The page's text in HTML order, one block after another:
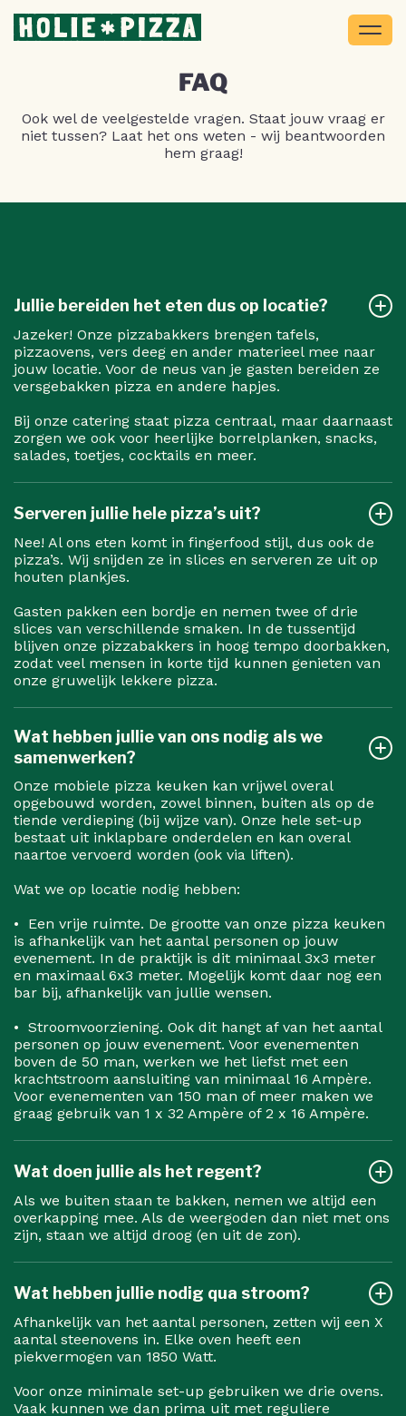
FAQ
Ook wel de veelgestelde vragen. Staat jouw vraag er
niet tussen? Laat het ons weten - wij beantwoorden
hem graag!
Jullie bereiden het eten dus op locatie?
Jazeker! Onze pizzabakkers brengen tafels,
pizzaovens, vers deeg en ander materieel mee naar
jouw locatie. Voor de neus van je gasten bereiden ze
versgebakken pizza en andere hapjes.
Bij onze catering staat pizza centraal, maar daarnaast
zorgen we ook voor heerlijke borrelplanken, snacks,
salades, toetjes, cocktails en meer.
Serveren jullie hele pizza’s uit?
Nee! Al ons eten komt in fingerfood stijl, dus ook de
pizza’s. Wij snijden ze in slices en serveren ze uit op
houten plankjes.
Gasten pakken een bordje en nemen twee of drie
slices van verschillende smaken. In de tussentijd
blijven onze pizzabakkers in hoog tempo doorbakken,
zodat veel mensen in korte tijd kunnen genieten van
onze gruwelijk lekkere pizza.
Wat hebben jullie van ons nodig als we
samenwerken?
Onze mobiele pizza keuken kan vrijwel overal
opgebouwd worden, zowel binnen, buiten als op de
tiende verdieping (bij wijze van). Onze hele set-up
bestaat uit inklapbare onderdelen en kan overal
naartoe vervoerd worden (ook via liften).
Wat we op locatie nodig hebben:
•⁠ ⁠Een vrije ruimte. De grootte van onze pizza keuken
is afhankelijk van het aantal personen op jouw
evenement. In de praktijk is dit minimaal 3x3 meter
en maximaal 6x3 meter. Mogelijk komt daar nog een
bar bij, afhankelijk van jullie wensen.
•⁠ ⁠⁠Stroomvoorziening. Ook dit hangt af van het aantal
personen op jouw evenement. Voor evenementen
boven de 50 man, werken we het liefst met een
krachtstroom aansluiting van minimaal 16 Ampère.
Voor evenementen van 150 man of meer maken we
graag gebruik van 1 x 32 Ampère of 2 x 16 Ampère.
Wat doen jullie als het regent?
Als we buiten staan te bakken, nemen we altijd een
overkapping mee. Als de weergoden dan niet met ons
zijn, staan we altijd droog (en uit de zon).
Wat hebben jullie nodig qua stroom?
Afhankelijk van het aantal personen, zetten wij een X
aantal steenovens in. Elke oven heeft een
piekvermogen van 1850 Watt.
Voor onze minimale set-up gebruiken we drie ovens.
Vaak kunnen we dan prima uit met reguliere